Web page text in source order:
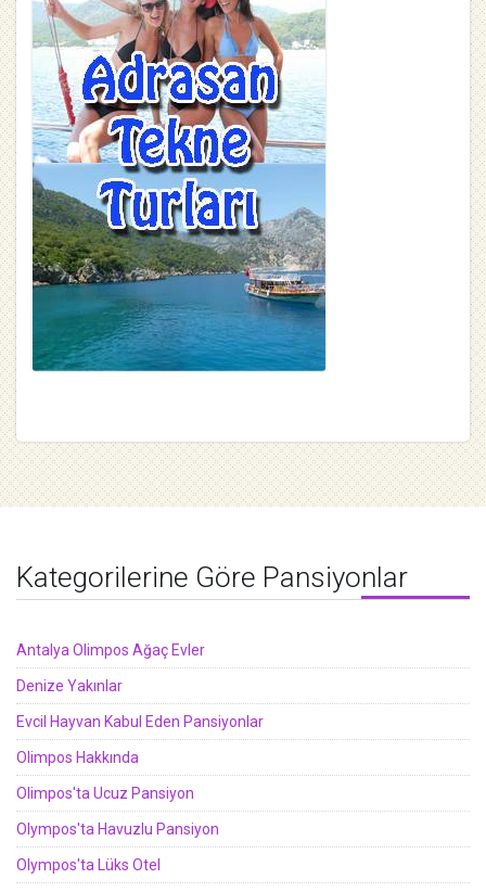
Kategorilerine Göre Pansiyonlar
Antalya Olimpos Ağaç Evler
Denize Yakınlar
Evcil Hayvan Kabul Eden Pansiyonlar
Olimpos Hakkında
Olimpos'ta Ucuz Pansiyon
Olympos'ta Havuzlu Pansiyon
Olympos'ta Lüks Otel